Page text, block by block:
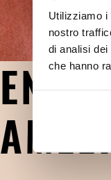
Utilizziamo i
nostro
di analisi
che hanno